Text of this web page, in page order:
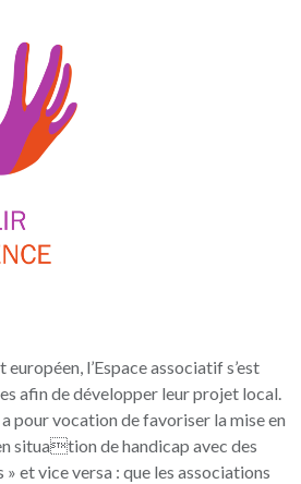
européen, l’Espace associatif s’est
afin de développer leur projet local.
pour vocation de favoriser la mise en
situation de handicap avec des
et vice versa : que les associations